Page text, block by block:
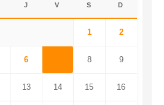
J V S D
1 2
6 8 9
13 14 15 16